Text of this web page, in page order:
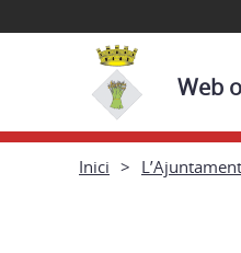
Web
Inici L’Ajuntament